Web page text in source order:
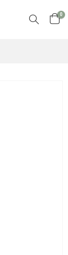
Cart
0